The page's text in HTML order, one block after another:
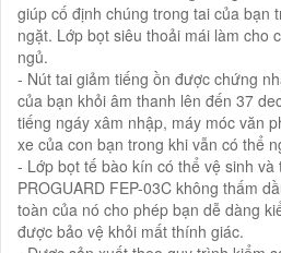
giúp cố định chúng trong tai của bạn
ngặt. Lớp bọt siêu thoải mái làm cho
ngủ.
- Nút tai giảm tiếng ồn được chứng
của bạn khỏi âm thanh lên đến 37
tiếng ngáy xâm nhập, máy móc văn
xe của con bạn trong khi vẫn có thể
- Lớp bọt tế bào kín có thể vệ sinh và
PROGUARD FEP-03C không thấm
toàn của nó cho phép bạn dễ dàng
được bảo vệ khỏi mất thính giác.